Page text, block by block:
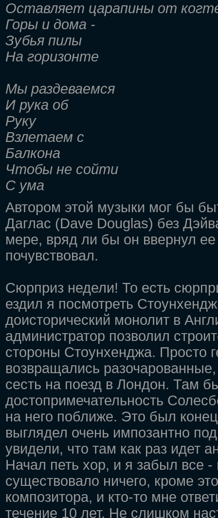
Оставляет царапины от
Горы и дома -
Зубья пилы
На горизонте
Мы раздеваемся
И рука об
Руку
Взлетаем с
Балкона
Чтобы не сойти
С ума
Автором этой музыки мог бы
Даглас (Dave Douglas) без
мере, вряд ли бы он ввернул
почувствовал.
Сюрприз недели! То есть
ездил я посмотреть
доисторический монолит в
администратор позволил
стороны Стоунхенджа. Просто
возвращались
сесть на поезд в Лондон. Там
достопримечательность
на него поближе. Это был
выглядел очень импозантно
увидели, что там как раз идет
Начал петь хор, и я забыл все
существовало ничего, кроме
композитора, и кто-то мне
течение 10 лет. Не слишком